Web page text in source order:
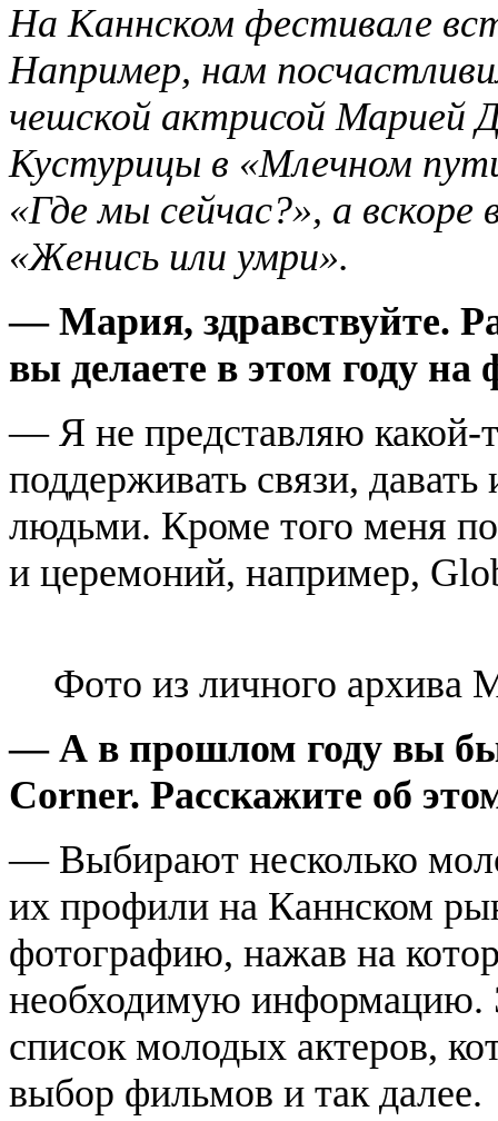
На Каннском фестивале
Например, нам
чешской актрисой Марией
Кустурицы в «Млечном
«Где мы сейчас?», а
«Женись или умри».
— Мария, здравствуйте.
вы делаете в этом году
— Я не представляю какой-
поддерживать связи,
людьми. Кроме того меня
и церемоний, например,
Фото из личного архива
— А в прошлом году вы
Corner. Расскажите об
— Выбирают несколько
их профили на Каннском
фотографию, нажав на
необходимую информацию.
список молодых актеров,
выбор фильмов и так далее.